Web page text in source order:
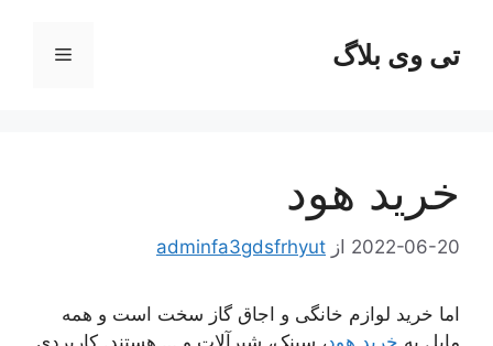
محتواتی وی بلاگ فهرست
خرید هود
2022-06-20 از adminfa3gdsfrhyut
اما خرید لوازم خانگی و اجاق گاز سخت است و همه
مایل به خرید هود، سینک، شیرآلات و … هستند. کاربردی